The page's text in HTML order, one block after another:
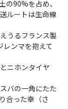
の90%を占め、
ルートは生命線
うるフランス製
レンマを抱えて
ニホンタイヤ
バの一角にたた
合った幸（さ